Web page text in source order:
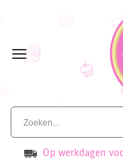
content
Op werkdagen